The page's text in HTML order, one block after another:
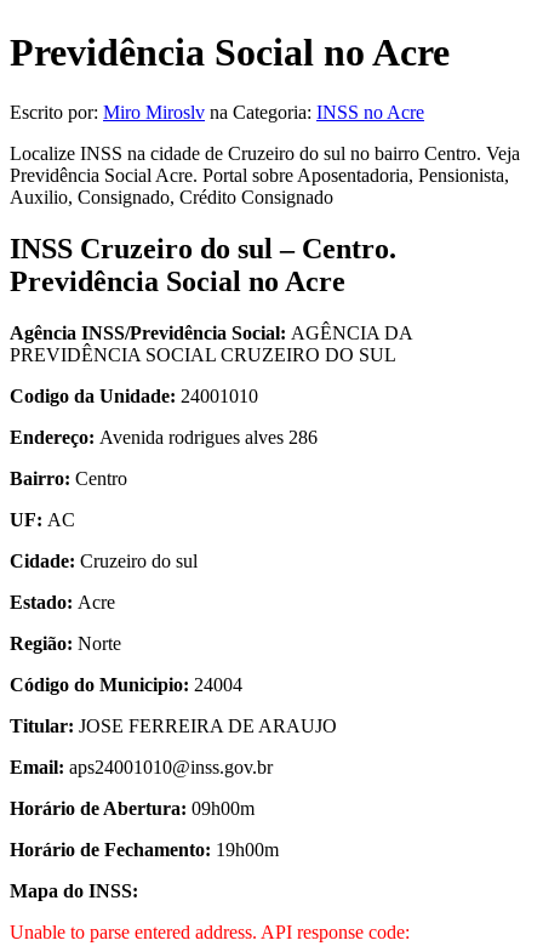
Previdência Social no Acre
Escrito por: Miro Miroslv na Categoria: INSS no Acre
Localize INSS na cidade de Cruzeiro do sul no bairro Centro. Veja
Previdência Social Acre. Portal sobre Aposentadoria, Pensionista,
Auxilio, Consignado, Crédito Consignado
INSS Cruzeiro do sul – Centro.
Previdência Social no Acre
Agência INSS/Previdência Social: AGÊNCIA DA
PREVIDÊNCIA SOCIAL CRUZEIRO DO SUL
Codigo da Unidade: 24001010
Endereço: Avenida rodrigues alves 286
Bairro: Centro
UF: AC
Cidade: Cruzeiro do sul
Estado: Acre
Região: Norte
Código do Municipio: 24004
Titular: JOSE FERREIRA DE ARAUJO
Email: aps24001010@inss.gov.br
Horário de Abertura: 09h00m
Horário de Fechamento: 19h00m
Mapa do INSS:
Unable to parse entered address. API response code: